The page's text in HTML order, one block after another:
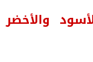
والأخضر